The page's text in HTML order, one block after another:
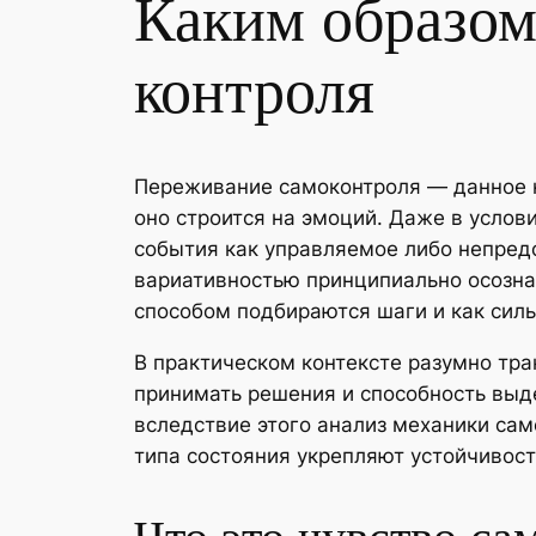
Каким
контроля
Переживание самоконтроля — данное
оно строится на эмоций. Даже в
события как управляемое либо
вариативностью принципиально
способом подбираются шаги и как
В практическом контексте разумно
принимать решения и способность
вследствие этого анализ механики
типа состояния укрепляют